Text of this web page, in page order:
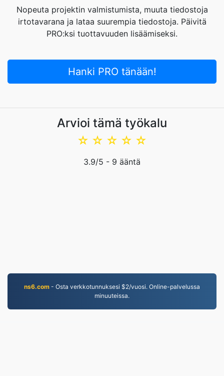
Nopeuta projektin valmistumista, muuta tiedostoja
irtotavarana ja lataa suurempia tiedostoja. Päivitä
PRO:ksi tuottavuuden lisäämiseksi.
Hanki PRO tänään!
Arvioi tämä työkalu
☆
☆
☆
☆
☆
3.9/5 - 9 ääntä
ns6.com - Osta verkkotunnuksesi $2/vuosi. Online-palvelussa
minuuteissa.